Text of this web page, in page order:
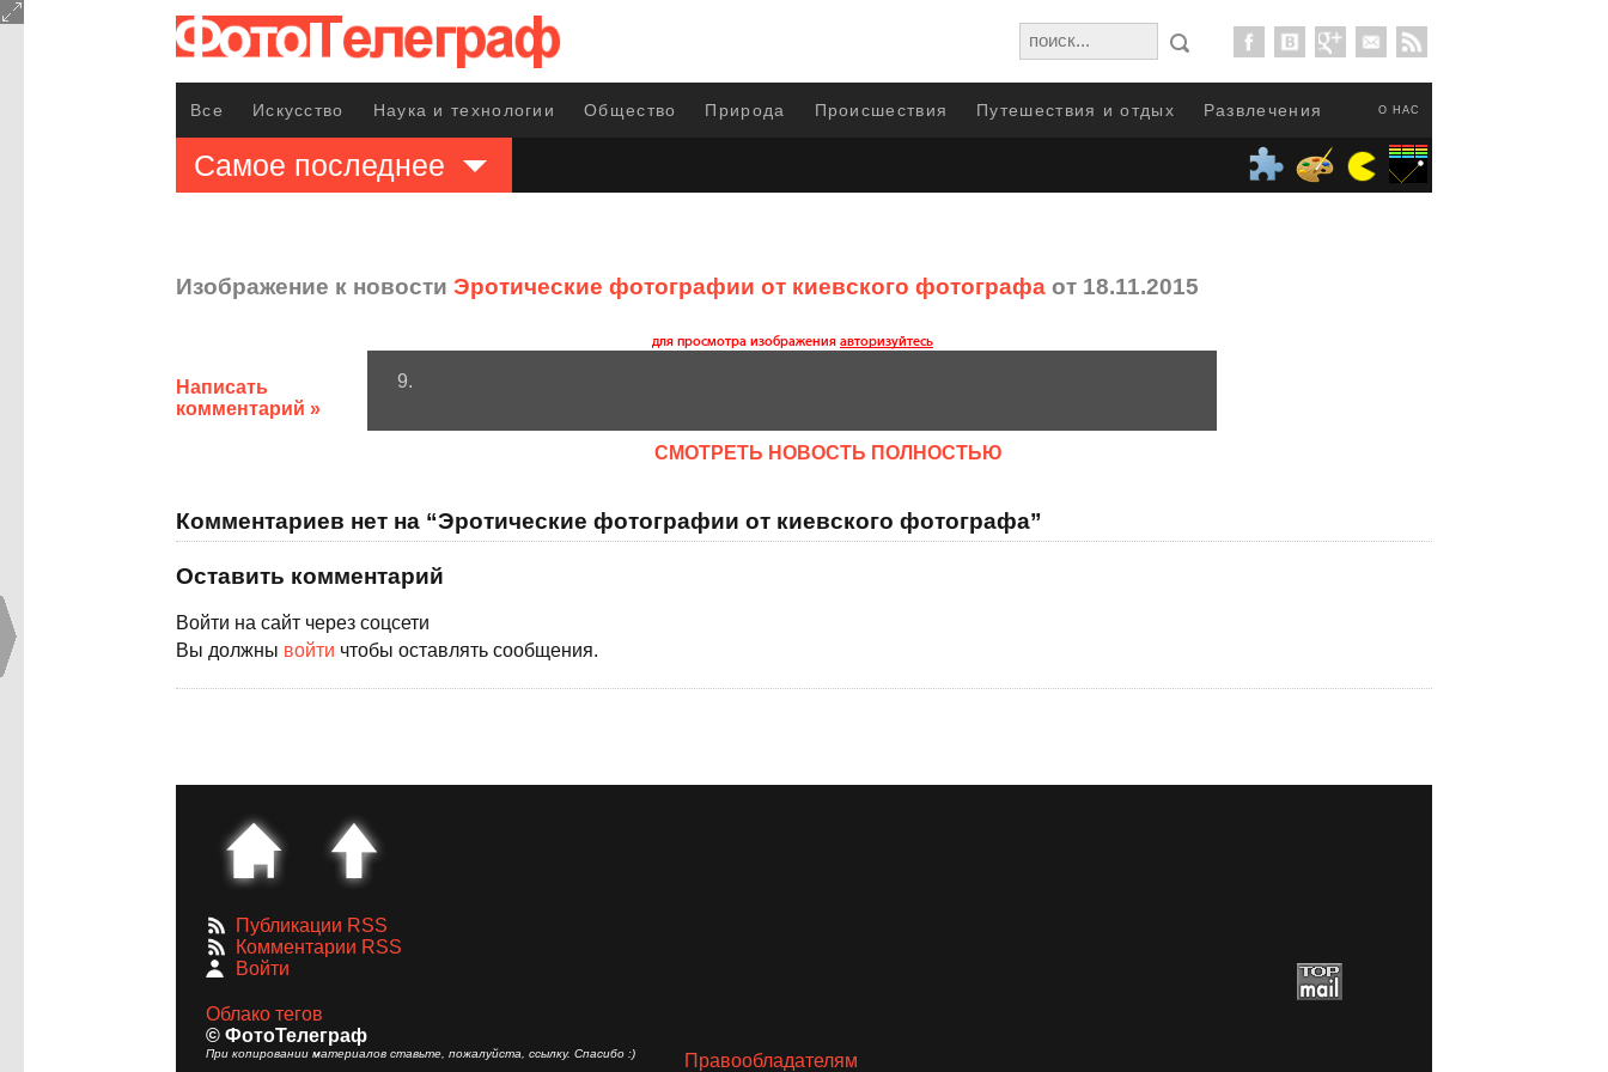
О НАС
Все Искусство Наука и технологии Общество Природа Происшествия Путешествия и отдых Развлечения
Самое последнее
Изображение к новости Эротические фотографии от киевского фотографа от 18.11.2015
Написать
комментарий »
9.
CМОТРЕТЬ НОВОСТЬ ПОЛНОСТЬЮ
Комментариев нет на “Эротические фотографии от киевского фотографа”
Оставить комментарий
Войти на сайт через соцсети
Вы должны войти чтобы оставлять сообщения.
Публикации RSS
Комментарии RSS
Войти
Облако тегов
© ФотоТелеграф
При копировании материалов ставьте, пожалуйста, ссылку. Спасибо :) Правообладателям